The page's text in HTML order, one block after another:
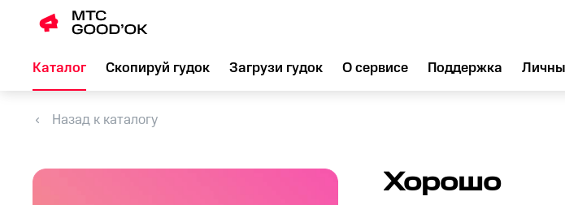
Каталог Скопируй гудок Загрузи гудок О сервисе Поддержка
Назад к каталогу
Хорошо